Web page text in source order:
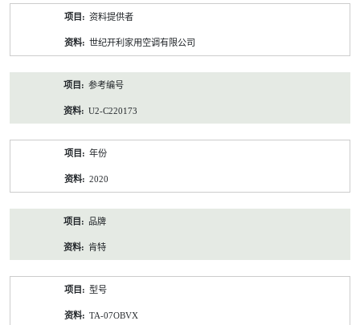
资料提供者
世纪开利家用空调有限公司
参考编号
U2-C220173
年份
2020
品牌
肯特
型号
TA-07OBVX